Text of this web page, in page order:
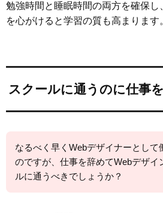
勉強時間と睡眠時間の両方を確保し
を心がけると学習の質も高まります
スクールに通うのに仕事
なるべく早くWebデザイナーとして
のですが、仕事を辞めてWebデザイ
ルに通うべきでしょうか？